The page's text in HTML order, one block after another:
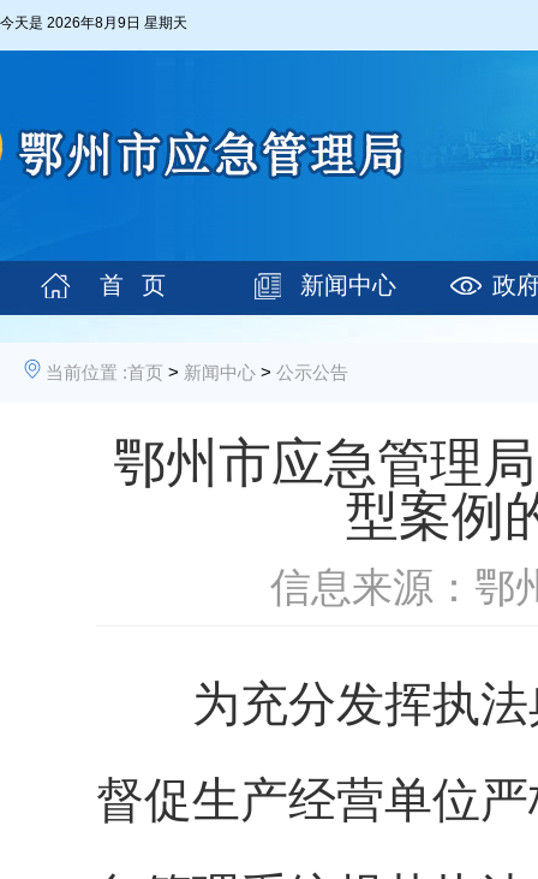
今天是 2026年8月9日 星期天
首 页 新闻中心 政
当前位置 :首页 > 新闻中心 > 公示公告
鄂州市应急管理
型案例
信息来源：鄂
为充分发挥执法
督促生产经营单位